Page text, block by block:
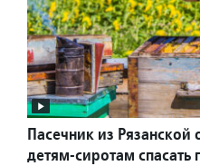
Пасечник из Рязанской
детям-сиротам спасать